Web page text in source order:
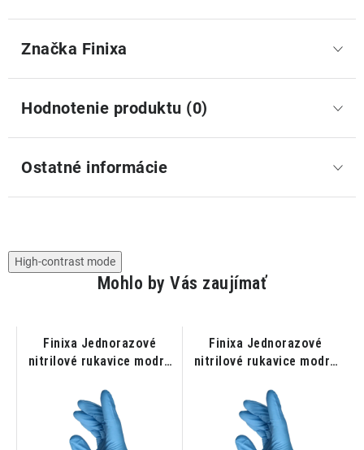
Značka Finixa
Hodnotenie produktu (0)
Ostatné informácie
High-contrast mode
Mohlo by Vás zaujímať
Finixa Jednorazové
nitrilové rukavice modré
Finixa Jednorazové
nitrilové rukavice modré